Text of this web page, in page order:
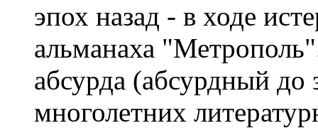
эпох назад - в ходе
альманаха
абсурда (абсурдный
многолетних